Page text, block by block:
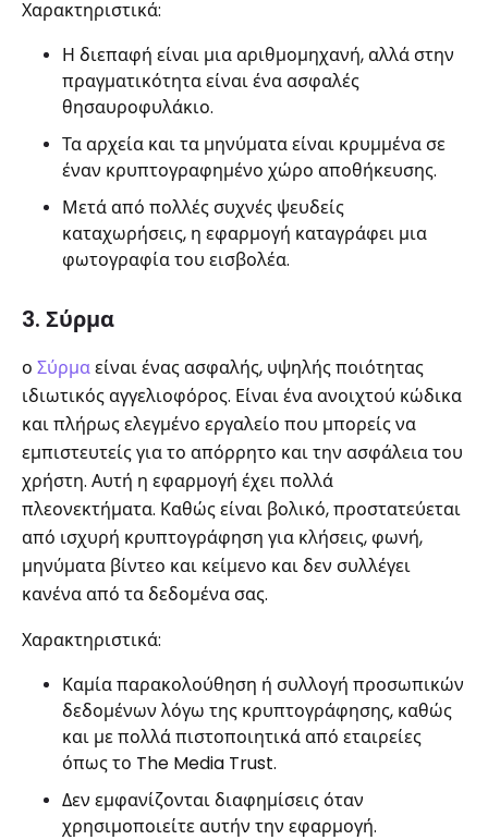
Χαρακτηριστικά:
Η διεπαφή είναι μια αριθμομηχανή, αλλά στην
πραγματικότητα είναι ένα ασφαλές
θησαυροφυλάκιο.
Τα αρχεία και τα μηνύματα είναι κρυμμένα σε
έναν κρυπτογραφημένο χώρο αποθήκευσης.
Μετά από πολλές συχνές ψευδείς
καταχωρήσεις, η εφαρμογή καταγράφει μια
φωτογραφία του εισβολέα.
3. Σύρμα
ο Σύρμαείναι ένας ασφαλής, υψηλής ποιότητας
ιδιωτικός αγγελιοφόρος. Είναι ένα ανοιχτού κώδικα
και πλήρως ελεγμένο εργαλείο που μπορείς να
εμπιστευτείς για το απόρρητο και την ασφάλεια του
χρήστη. Αυτή η εφαρμογή έχει πολλά
πλεονεκτήματα. Καθώς είναι βολικό, προστατεύεται
από ισχυρή κρυπτογράφηση για κλήσεις, φωνή,
μηνύματα βίντεο και κείμενο και δεν συλλέγει
κανένα από τα δεδομένα σας.
Χαρακτηριστικά:
Καμία παρακολούθηση ή συλλογή προσωπικών
δεδομένων λόγω της κρυπτογράφησης, καθώς
και με πολλά πιστοποιητικά από εταιρείες
όπως το The Media Trust.
Δεν εμφανίζονται διαφημίσεις όταν
χρησιμοποιείτε αυτήν την εφαρμογή.